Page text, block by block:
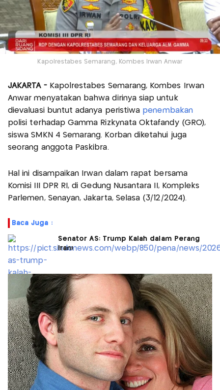
Kapolrestabes Semarang, Kombes Irwan Anwar
JAKARTA -Kapolrestabes Semarang, Kombes Irwan
Anwar menyatakan bahwa dirinya siap untuk
dievaluasi buntut adanya peristiwa penembakan
polisi terhadap Gamma Rizkynata Oktafandy (GRO),
siswa SMKN 4 Semarang. Korban diketahui juga
seorang anggota Paskibra.
Hal ini disampaikan Irwan dalam rapat bersama
Komisi III DPR RI, di Gedung Nusantara II, Kompleks
Parlemen, Senayan, Jakarta, Selasa (3/12/2024).
Baca Juga :
Senator AS: Trump Kalah dalam Perang
Iran!